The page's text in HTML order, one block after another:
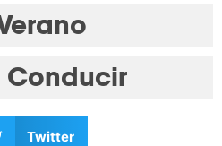
Twitter